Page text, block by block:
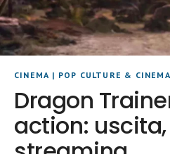
CINEMA | POP CULTURE & CINEMA
Dragon
action: